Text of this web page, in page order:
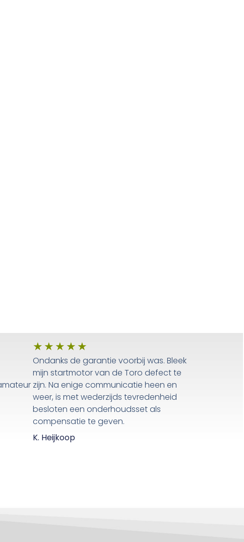
★ ★ ★ ★ ★
Ondanks de garantie voorbij was. Bleek
mijn startmotor van de Toro defect te
zijn. Na enige communicatie heen en
weer, is met wederzijds tevredenheid
besloten een onderhoudsset als
compensatie te geven.
K. Heijkoop